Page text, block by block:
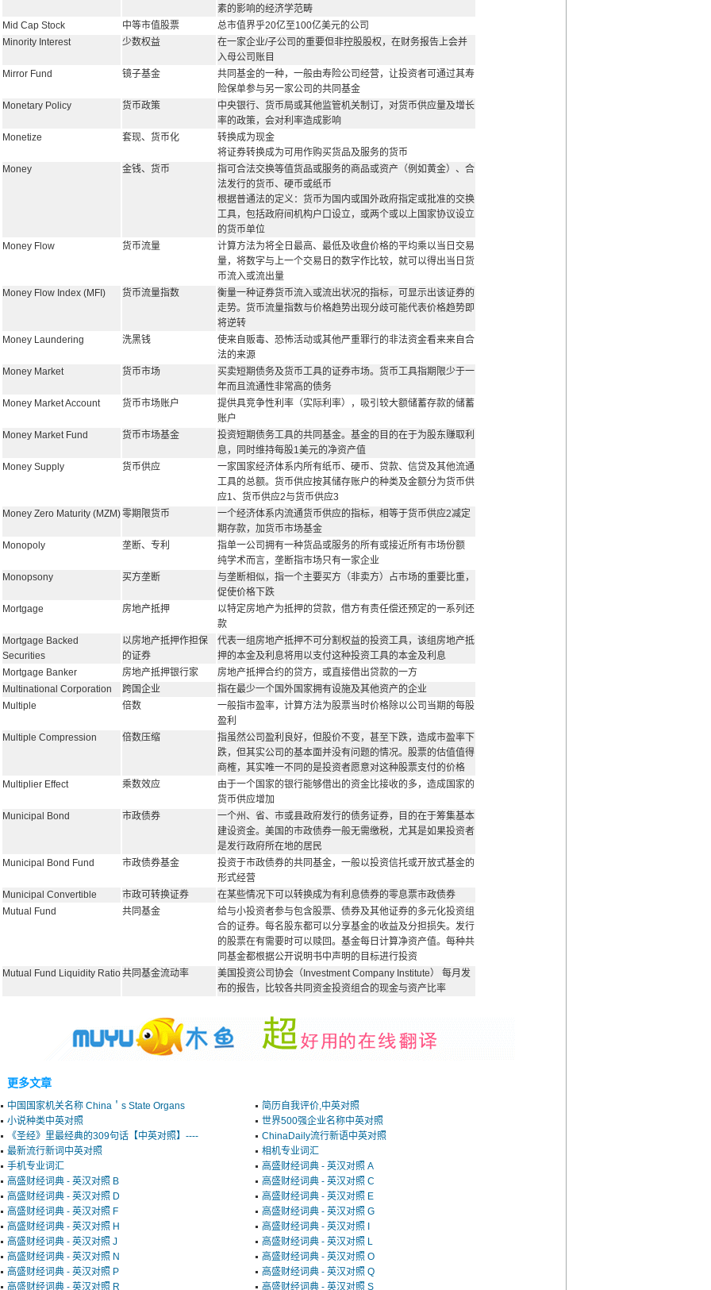
素的影响的经济学范畴
Mid Cap Stock
中等市值股票
总市值界乎20亿至100亿美元的公司
Minority Interest
少数权益
在一家企业/子公司的重要但非控股股权，在财务报告上会并
入母公司账目
Mirror Fund
镜子基金
共同基金的一种，一般由寿险公司经营，让投资者可通过其寿
险保单参与另一家公司的共同基金
Monetary Policy
货币政策
中央银行、货币局或其他监管机关制订，对货币供应量及增长
率的政策，会对利率造成影响
Monetize
套现、货币化
转换成为现金
将证券转换成为可用作购买货品及服务的货币
Money
金钱、货币
指可合法交换等值货品或服务的商品或资产（例如黄金）、合
法发行的货币、硬币或纸币
根据普通法的定义：货币为国内或国外政府指定或批准的交换
工具，包括政府间机构户口设立，或两个或以上国家协议设立
的货币单位
Money Flow
货币流量
计算方法为将全日最高、最低及收盘价格的平均乘以当日交易
量，将数字与上一个交易日的数字作比较，就可以得出当日货
币流入或流出量
Money Flow Index (MFI)
货币流量指数
衡量一种证券货币流入或流出状况的指标，可显示出该证券的
走势。货币流量指数与价格趋势出现分歧可能代表价格趋势即
将逆转
Money Laundering
洗黑钱
使来自贩毒、恐怖活动或其他严重罪行的非法资金看来来自合
法的来源
Money Market
货币市场
买卖短期债务及货币工具的证券市场。货币工具指期限少于一
年而且流通性非常高的债务
Money Market Account
货币市场账户
提供具竞争性利率（实际利率），吸引较大额储蓄存款的储蓄
账户
Money Market Fund
货币市场基金
投资短期债务工具的共同基金。基金的目的在于为股东赚取利
息，同时维持每股1美元的净资产值
Money Supply
货币供应
一家国家经济体系内所有纸币、硬币、贷款、信贷及其他流通
工具的总额。货币供应按其储存账户的种类及金额分为货币供
应1、货币供应2与货币供应3
Money Zero Maturity (MZM)零期限货币
一个经济体系内流通货币供应的指标，相等于货币供应2减定
期存款，加货币市场基金
Monopoly
垄断、专利
指单一公司拥有一种货品或服务的所有或接近所有市场份额
纯学术而言，垄断指市场只有一家企业
Monopsony
买方垄断
与垄断相似，指一个主要买方（非卖方）占市场的重要比重，
促使价格下跌
Mortgage
房地产抵押
以特定房地产为抵押的贷款，借方有责任偿还预定的一系列还
款
Mortgage Backed
Securities
以房地产抵押作担保
的证券
代表一组房地产抵押不可分割权益的投资工具，该组房地产抵
押的本金及利息将用以支付这种投资工具的本金及利息
Mortgage Banker
房地产抵押银行家
房地产抵押合约的贷方，或直接借出贷款的一方
Multinational Corporation
跨国企业
指在最少一个国外国家拥有设施及其他资产的企业
Multiple
倍数
一般指市盈率，计算方法为股票当时价格除以公司当期的每股
盈利
Multiple Compression
倍数压缩
指虽然公司盈利良好，但股价不变，甚至下跌，造成市盈率下
跌，但其实公司的基本面并没有问题的情况。股票的估值值得
商榷，其实唯一不同的是投资者愿意对这种股票支付的价格
Multiplier Effect
乘数效应
由于一个国家的银行能够借出的资金比接收的多，造成国家的
货币供应增加
Municipal Bond
市政债券
一个州、省、市或县政府发行的债务证券，目的在于筹集基本
建设资金。美国的市政债券一般无需缴税，尤其是如果投资者
是发行政府所在地的居民
Municipal Bond Fund
市政债券基金
投资于市政债券的共同基金，一般以投资信托或开放式基金的
形式经营
Municipal Convertible
市政可转换证券
在某些情况下可以转换成为有利息债券的零息票市政债券
Mutual Fund
共同基金
给与小投资者参与包含股票、债券及其他证券的多元化投资组
合的证券。每名股东都可以分享基金的收益及分担损失。发行
的股票在有需要时可以赎回。基金每日计算净资产值。每种共
同基金都根据公开说明书中声明的目标进行投资
Mutual Fund Liquidity Ratio共同基金流动率
美国投资公司协会（Investment Company Institute） 每月发
布的报告，比较各共同资金投资组合的现金与资产比率
更多文章
中国国家机关名称 China＇s State Organs
简历自我评价,中英对照
小说种类中英对照
世界500强企业名称中英对照
《圣经》里最经典的309句话【中英对照】----
ChinaDaily流行新语中英对照
最新流行新词中英对照
相机专业词汇
手机专业词汇
高盛财经词典 - 英汉对照 A
高盛财经词典 - 英汉对照 B
高盛财经词典 - 英汉对照 C
高盛财经词典 - 英汉对照 D
高盛财经词典 - 英汉对照 E
高盛财经词典 - 英汉对照 F
高盛财经词典 - 英汉对照 G
高盛财经词典 - 英汉对照 H
高盛财经词典 - 英汉对照 I
高盛财经词典 - 英汉对照 J
高盛财经词典 - 英汉对照 L
高盛财经词典 - 英汉对照 N
高盛财经词典 - 英汉对照 O
高盛财经词典 - 英汉对照 P
高盛财经词典 - 英汉对照 Q
高盛财经词典 - 英汉对照 R
高盛财经词典 - 英汉对照 S